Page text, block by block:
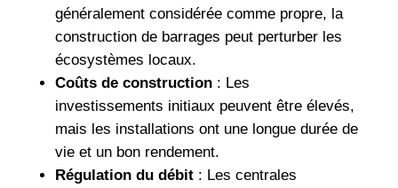
généralement considérée comme propre, la
construction de barrages peut perturber les
écosystèmes locaux.
Coûts de construction: Les
investissements initiaux peuvent être élevés,
mais les installations ont une longue durée de
vie et un bon rendement.
Régulation du débit: Les centrales